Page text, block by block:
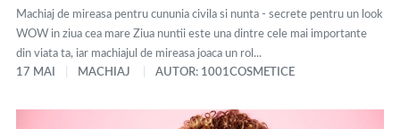
Machiaj de mireasa pentru cununia civila si nunta - secrete pentru un look
WOW in ziua cea mare Ziua nuntii este una dintre cele mai importante
din viata ta, iar machiajul de mireasa joaca un rol...
17 MAI
MACHIAJ AUTOR: 1001COSMETICE